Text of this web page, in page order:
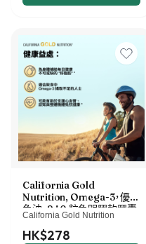
California Gold
Nutrition, Omega-3，優質
魚油，240 粒魚明膠軟膠囊
California Gold Nutrition
HK$278